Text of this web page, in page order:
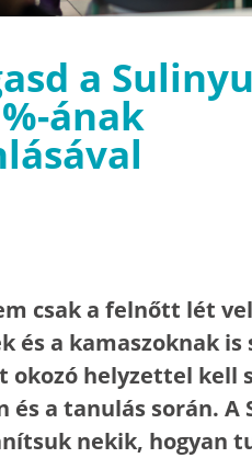
a
ának
csak a felnőtt lét
és a kamaszoknak is
okozó helyzettel kell
és a tanulás során. A
nekik, hogyan